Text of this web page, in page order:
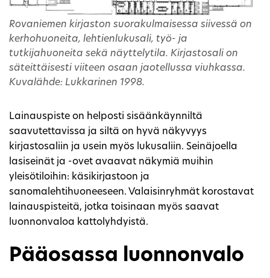
Rovaniemen kirjaston suorakulmaisessa siivessä on
kerhohuoneita, lehtienlukusali, työ- ja
tutkijahuoneita sekä näyttelytila. Kirjastosali on
säteittäisesti viiteen osaan jaotellussa viuhkassa.
Kuvalähde: Lukkarinen 1998.
Lainauspiste on helposti sisäänkäynniltä
saavutettavissa ja siltä on hyvä näkyvyys
kirjastosaliin ja usein myös lukusaliin. Seinäjoella
lasiseinät ja -ovet avaavat näkymiä muihin
yleisötiloihin: käsikirjastoon ja
sanomalehtihuoneeseen. Valaisinryhmät korostavat
lainauspisteitä, jotka toisinaan myös saavat
luonnonvaloa kattolyhdyistä.
Pääosassa luonnonvalo